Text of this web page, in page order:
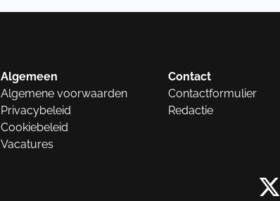
Algemeen
Algemene voorwaarden
Privacybeleid
Cookiebeleid
Vacatures
Contact
Contactformulier
Redactie